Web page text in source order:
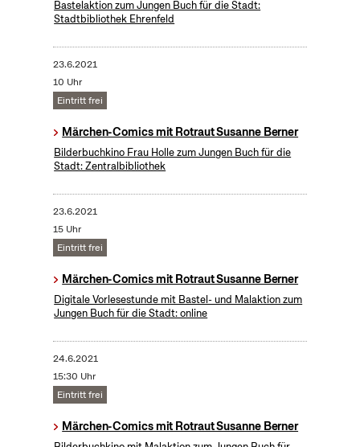
Bastelaktion zum Jungen Buch für die Stadt:
Stadtbibliothek Ehrenfeld
23.6.2021
10 Uhr
Eintritt frei
Märchen-Comics mit Rotraut Susanne Berner
Bilderbuchkino Frau Holle zum Jungen Buch für die
Stadt: Zentralbibliothek
23.6.2021
15 Uhr
Eintritt frei
Märchen-Comics mit Rotraut Susanne Berner
Digitale Vorlesestunde mit Bastel- und Malaktion zum
Jungen Buch für die Stadt: online
24.6.2021
15:30 Uhr
Eintritt frei
Märchen-Comics mit Rotraut Susanne Berner